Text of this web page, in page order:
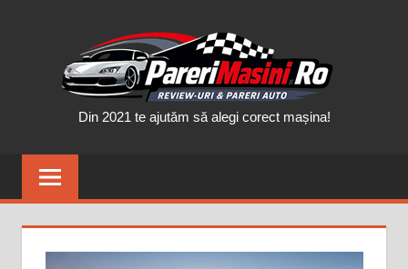
Din 2021 te ajutăm să alegi corect mașina!